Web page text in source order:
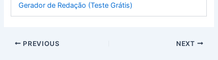
Gerador de Redação (Teste Grátis)
PREVIOUS NEXT